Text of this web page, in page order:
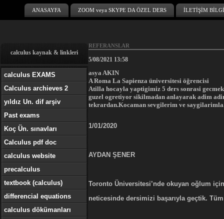
ANASAYFA ZOOM veya SKYPE DA ÖZEL DERS İLETİŞİM
calculus kaynak & linkleri
calculus EXAMS
Calculus archieves 2
yıldız Un. dif arşiv
Past exams
Koç Ün. sınavları
Calculus pdf doc
calculus website
precalculus
textbook (calculus)
differencial equations
calculus dökümanları
REFERANSLAR
5/08/2021 13:58
asya AKIN
A Roma La Sapienza üniversitesi öğrencisi
Atilla hocayla yaptigimiz 5 ders sonrasi
guzel ogretiyor sikilmadan anlayarak adim
tekrardan.Kocaman sevgilerim ve
1/01/2020
AYDAN ŞENER
Toronto Üniversitesi’nde okuyan oğlum
neticesinde dersimizi başarıyla geçtik.